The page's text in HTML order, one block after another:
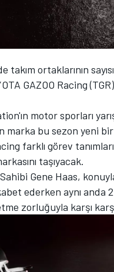
takım ortaklarının
GAZOO Racing
motor sporları
bu sezon yeni bir
farklı görev
taşıyacak.
Gene Haas,
ederken aynı anda
zorluğuyla karşı